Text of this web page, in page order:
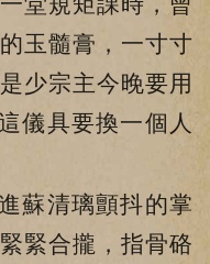
玉髓膏，一寸寸
少宗主今晚要用
儀具要換一個人
蘇清璃顫抖的掌
緊合攏，指骨硌